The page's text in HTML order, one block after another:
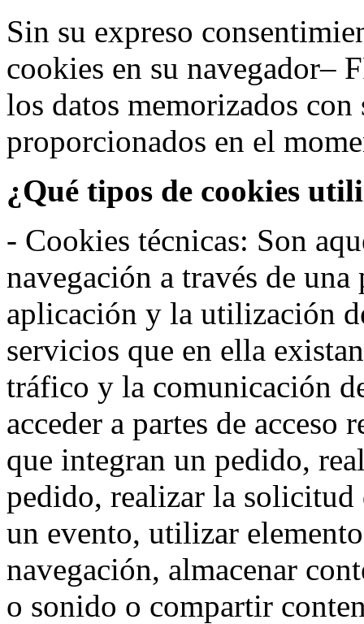
Sin su expreso
cookies en su navegador–
los datos memorizados con
proporcionados en el
¿Qué tipos de cookies
- Cookies técnicas: Son
navegación a través de
aplicación y la utilización
servicios que en ella
tráfico y la comunicación
acceder a partes de
que integran un pedido,
pedido, realizar la
un evento, utilizar
navegación, almacenar
o sonido o compartir